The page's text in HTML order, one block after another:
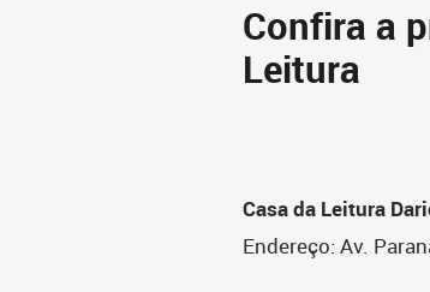
Confira a
Leitura
Casa da Leitura
Endereço: Av.